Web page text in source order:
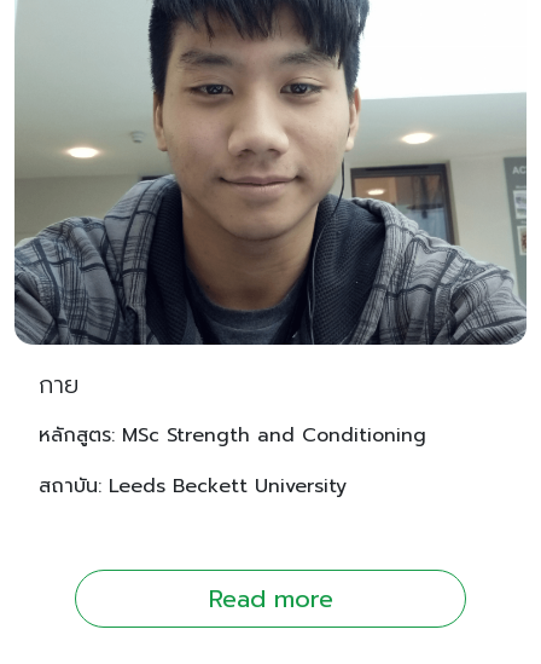
กาย
หลักสูตร: MSc Strength and Conditioning
สถาบัน: Leeds Beckett University
Read more